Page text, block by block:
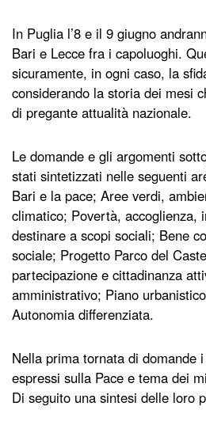
In Puglia l’8 e il 9 giugno
Bari e Lecce fra i capoluoghi.
sicuramente, in ogni caso, la
considerando la storia dei mesi
di pregante attualità nazionale.
Le domande e gli argomenti
stati sintetizzati nelle seguenti
Bari e la pace; Aree verdi,
climatico; Povertà, accoglienza,
destinare a scopi sociali; Bene
sociale; Progetto Parco del
partecipazione e cittadinanza
amministrativo; Piano
Autonomia differenziata.
Nella prima tornata di domande
espressi sulla Pace e tema dei
Di seguito una sintesi delle loro